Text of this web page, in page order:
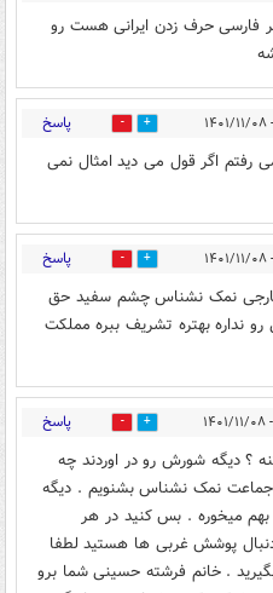
فارسی حرف زدن ایرانی هست رو
2 پاسخ
رفتم اگر قول می دید امثال نمی
1 پاسخ
نمک نشناس چشم سفید حق
رو نداره بهتره تشریف ببره مملکت
0 پاسخ
؟ دیگه شورش رو در اوردند چه
جماعت نمک نشناس بشنویم . دیگه
میخوره . بس کنید در هر
پوشش غربی ها هستید لطفا
. خانم فرشته حسینی شما برو